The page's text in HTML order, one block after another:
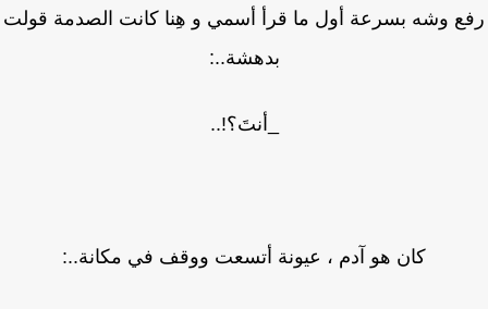
وشه بسرعة أول ما قرأ أسمي و هِنا كانت الصدمة قولت
بدهشة..:
_أنتَ؟!..
كان هو آدم ، عيونة أتسعت ووقف في مكانة..: